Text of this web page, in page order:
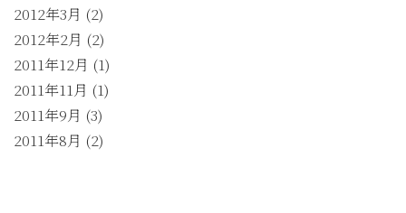
2012年3月 (2)
2012年2月 (2)
2011年12月 (1)
2011年11月 (1)
2011年9月 (3)
2011年8月 (2)